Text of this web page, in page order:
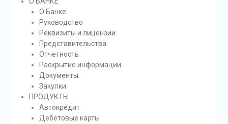
О Банке
Руководство
Реквизиты и лицензии
Представительства
Отчетность
Раскрытие информации
Документы
Закупки
ПРОДУКТЫ
Автокредит
Дебетовые карты